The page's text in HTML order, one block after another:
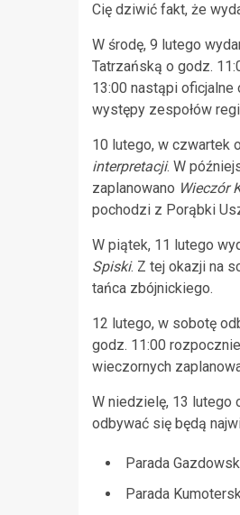
Cię dziwić fakt, że
W środę, 9 lutego
Tatrzańską o godz.
13:00 nastąpi oficjalne
występy zespołów
10 lutego, w czwartek
interpretacji. W
zaplanowano Wieczór
pochodzi z Porąbki
W piątek, 11 lutego
Spiski. Z tej okazji na
tańca zbójnickiego.
12 lutego, w sobotę
godz. 11:00
wieczornych
W niedzielę, 13 lutego
odbywać się będą
Parada
Parada